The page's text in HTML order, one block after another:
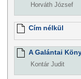
Horváth József
Cím nélkül
A Galántai
Kontár Judit